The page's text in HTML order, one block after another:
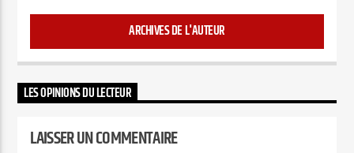
ARCHIVES DE L'AUTEUR
LES OPINIONS DU LECTEUR
LAISSER UN COMMENTAIRE